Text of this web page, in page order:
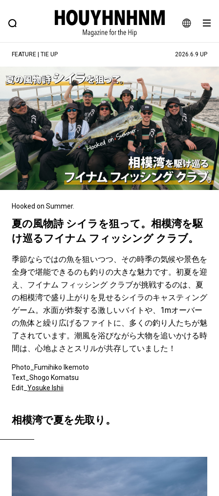
JA
EN
FEATURE BLOG SNAP
ヒップなファッション、カルチャー、ライフスタイルWEBマガジン
#注目のタグ
#SHOPPING ADDICT #憧れの逸品
#ESSENTIAL DESIGNS #古着サミット
#NEW VINTAGE #マイナーグッド図鑑
#路地裏てぃーん。 #MONTHLY JOURNAL
#GH 銘品の所以 #フイナムのYouTube
#Commune H #FOCUS IT #AH.H
#ととけん #FASHION
#LIFESTYLE #SNEAKER #OUTDOOR
#SPORTS #HANDSOME HANDBOOK
FEATURE | TIE UP 2026.6.9 UP
Hooked on Summer.
夏の風物詩 シイラを狙って。相模湾を駆
け巡るフイナム フィッシング クラブ。
季節ならではの魚を狙いつつ、その時季の気候や景色を
全身で堪能できるのも釣りの大きな魅力です。初夏を迎
え、フイナム フィッシング クラブが挑戦するのは、夏
の相模湾で盛り上がりを見せるシイラのキャスティング
ゲーム。水面が炸裂する激しいバイトや、1mオーバー
の魚体と繰り広げるファイトに、多くの釣り人たちが魅
了されています。潮風を浴びながら大物を追いかける時
間は、心地よさとスリルが共存していました！
Photo_Fumihiko Ikemoto
Text_Shogo Komatsu
Edit_ Yosuke Ishii
相模湾で夏を先取り。